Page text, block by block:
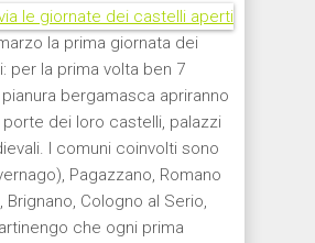
la prima giornata dei
per la prima volta ben 7
bergamasca apriranno
porte dei loro castelli, palazzi
I comuni coinvolti sono
Pagazzano, Romano
Brignano, Cologno al Serio,
che ogni prima